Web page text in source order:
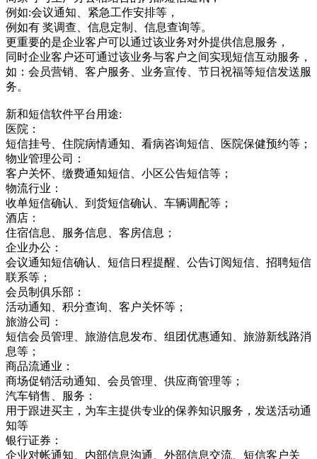
例如:会议通知、紧急工作安排等，
例如有 奖调查、信息定制、信息查询等。
更重要的是企业客户可以通过该业务对外提供信息服务，
同时企业客户还可通过该业务与客户之间实现短信互动服务，
如：会员营销、客户服务、业务宣传、节日祝福等短信发送服
务。
新和短信软件平台用途:
医院：
短信挂号、住院病情通知、看病咨询短信、医院保健预约等；
物业管理公司：
客户关怀、缴费通知短信、小区公告短信等；
物流行业：
收单短信确认、到货短信确认、车辆调配等；
酒店：
住宿信息、服务信息、客房信息；
企业办公：
会议通知短信确认、短信日程提醒、公告订阅短信、招聘短信
联系等；
会员制俱乐部：
活动通知、积分查询、客户关怀等；
旅游公司：
短信会员管理、旅游信息发布、组团优惠通知、旅游新线路消
息等；
商品流通业：
商场促销活动通知、会员管理、供应商管理等；
汽车销售、服务：
用于跟进买主，为车主提供专业的保养知识服务，发送活动通
知等
银行证券：
企业对帐通知、内部信息沟通、外部信息交流、短信客户关